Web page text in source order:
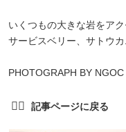
いくつもの大きな岩をア
サービスベリー、サトウ
PHOTOGRAPH BY